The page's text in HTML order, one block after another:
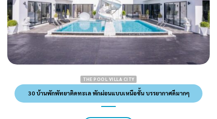
THE POOL VILLA CITY
30 บ้านพักพัทยาติดทะเล พักผ่อนแบบเหนือชั้น บรรยากาศดีมากๆ